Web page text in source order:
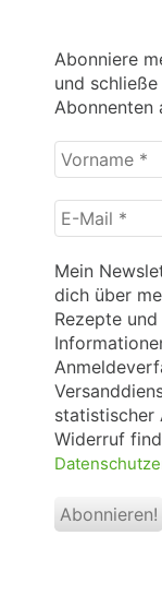
Abonniere
und
Abonnenten
Vorname
*
E-
Mail
*
Mein
dich über
Rezepte
statistischer
Widerruf